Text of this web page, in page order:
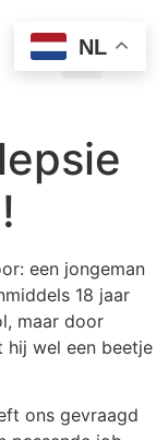
een jongeman
18 jaar
maar door
wel een beetje
ons gevraagd
NL